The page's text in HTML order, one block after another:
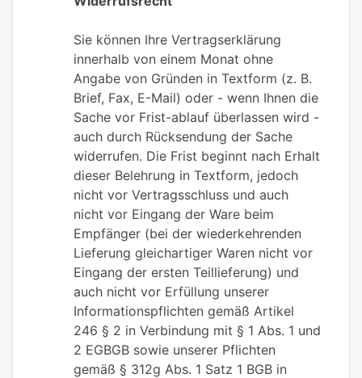
Sie können Ihre Vertragserklärung
innerhalb von einem Monat ohne
Angabe von Gründen in Textform (z. B.
Brief, Fax, E-Mail) oder - wenn Ihnen die
Sache vor Frist-ablauf überlassen wird -
auch durch Rücksendung der Sache
widerrufen. Die Frist beginnt nach Erhalt
dieser Belehrung in Textform, jedoch
nicht vor Vertragsschluss und auch
nicht vor Eingang der Ware beim
Empfänger (bei der wiederkehrenden
Lieferung gleichartiger Waren nicht vor
Eingang der ersten Teillieferung) und
auch nicht vor Erfüllung unserer
Informationspflichten gemäß Artikel
246 § 2 in Verbindung mit § 1 Abs. 1 und
2 EGBGB sowie unserer Pflichten
gemäß § 312g Abs. 1 Satz 1 BGB in